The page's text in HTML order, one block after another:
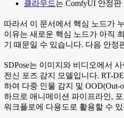
클라우드는 ComfyUI 안정
따라서 이 문서에서 핵심 노드가
이유는 새로운 핵심 노드가 아직
기 때문일 수 있습니다. 다음 안정
SDPose는 이미지와 비디오에서
전신 포즈 감지 모델입니다. RT-
하여 다중 인물 감지 및 OOD(Out-
하므로 애니메이션 파이프라인,
워크플로에 다용도로 활용할 수